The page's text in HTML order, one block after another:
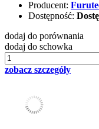
Producent:
Dostępność:
dodaj do porównania
dodaj do schowka
zobacz szczegóły